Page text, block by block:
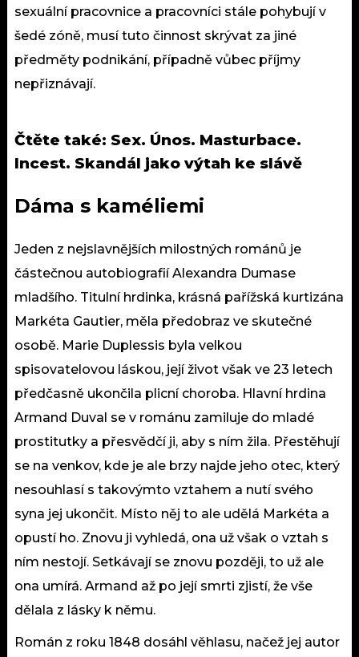
sexuální pracovnice a pracovníci stále pohybují v
šedé zóně, musí tuto činnost skrývat za jiné
předměty podnikání, případně vůbec příjmy
nepřiznávají.
Čtěte také: Sex. Únos. Masturbace.
Incest. Skandál jako výtah ke slávě
Dáma s kaméliemi
Jeden z nejslavnějších milostných románů je
částečnou autobiografií Alexandra Dumase
mladšího. Titulní hrdinka, krásná pařížská kurtizána
Markéta Gautier, měla předobraz ve skutečné
osobě. Marie Duplessis byla velkou
spisovatelovou láskou, její život však ve 23 letech
předčasně ukončila plicní choroba. Hlavní hrdina
Armand Duval se v románu zamiluje do mladé
prostitutky a přesvědčí ji, aby s ním žila. Přestěhují
se na venkov, kde je ale brzy najde jeho otec, který
nesouhlasí s takovýmto vztahem a nutí svého
syna jej ukončit. Místo něj to ale udělá Markéta a
opustí ho. Znovu ji vyhledá, ona už však o vztah s
ním nestojí. Setkávají se znovu později, to už ale
ona umírá. Armand až po její smrti zjistí, že vše
dělala z lásky k němu.
Román z roku 1848 dosáhl věhlasu, načež jej autor